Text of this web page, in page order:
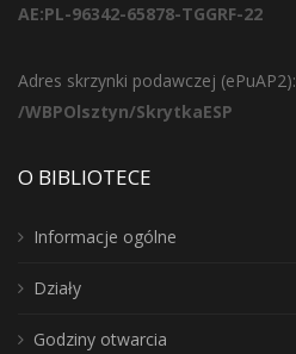
AE:PL-96342-65878-TGGRF-22
Adres skrzynki podawczej (ePuAP2):
/WBPOlsztyn/SkrytkaESP
O BIBLIOTECE
Informacje ogólne
Działy
Godziny otwarcia